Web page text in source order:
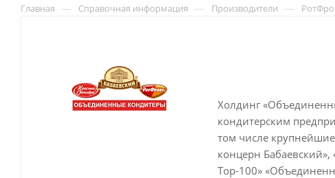
Главная — Справочная информация — Производители —
Холдинг
кондитерским
том числе
концерн
Top-100»